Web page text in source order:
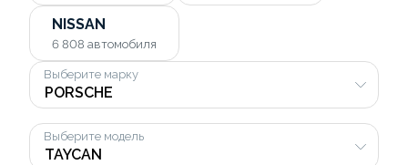
NISSAN
6 808 автомобиля
Выберите марку
Выберите модель